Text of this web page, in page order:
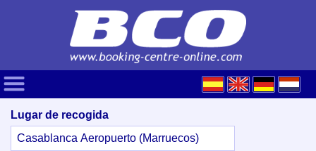
Lugar de recogida